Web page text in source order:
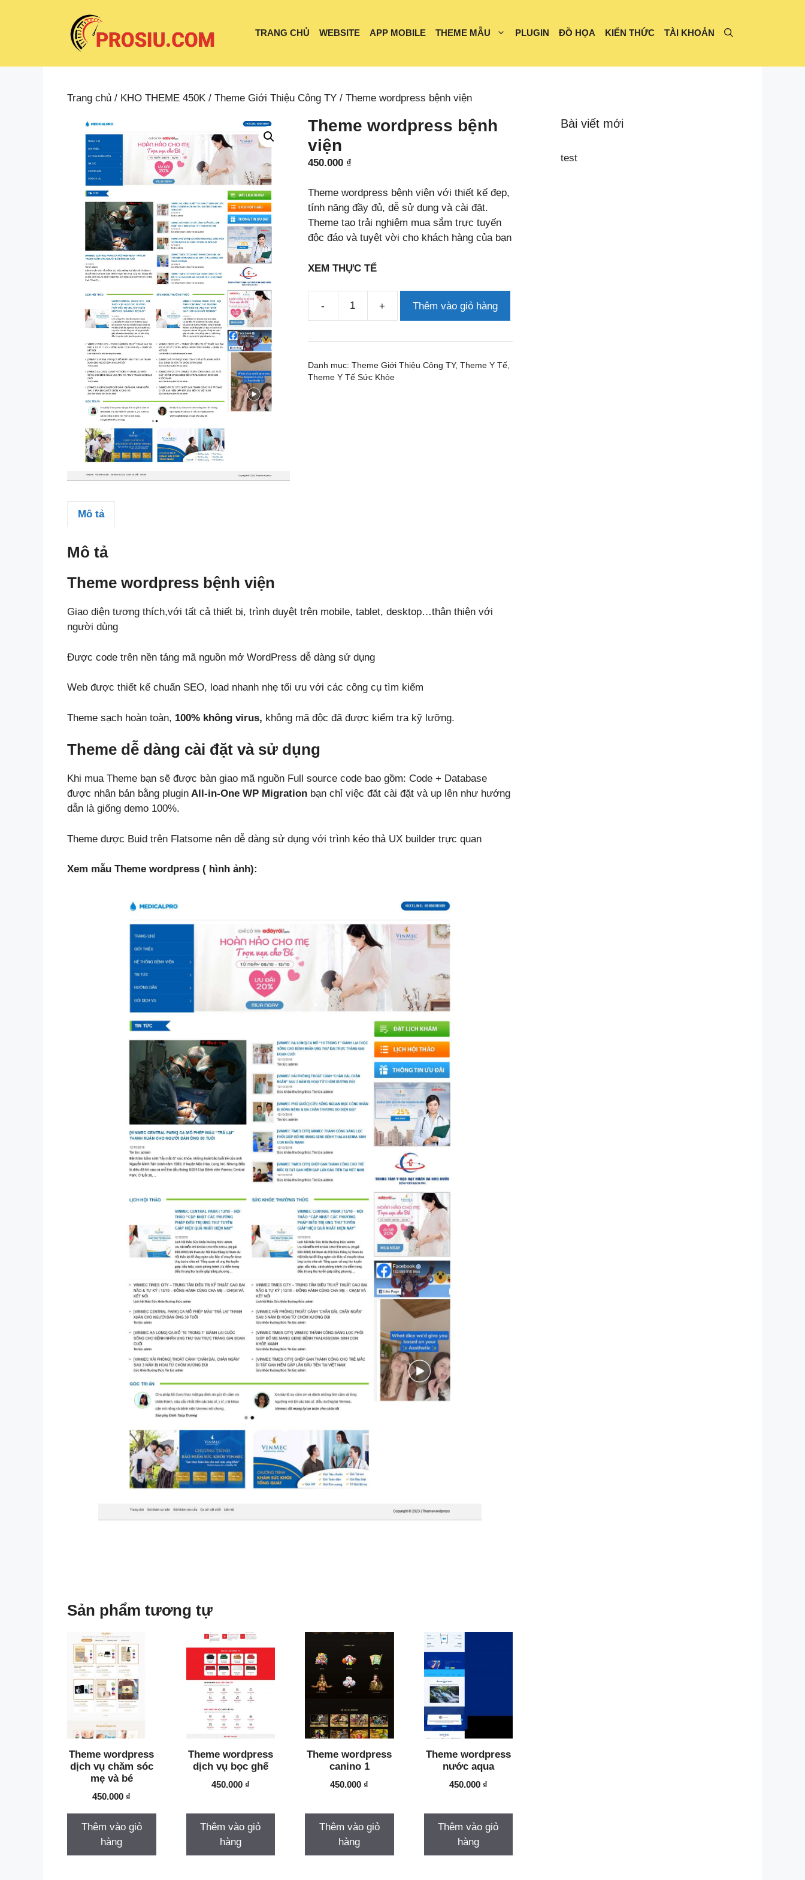
TRANG CHỦ WEBSITE APP MOBILE THEME MẪU PLUGIN ĐỒ HỌA KIẾN THỨC TÀI KHOẢN
Trang chủ / KHO THEME 450K / Theme Giới Thiệu Công TY / Theme wordpress bệnh viện
Theme wordpress bệnh
viện
450.000 ₫
Theme wordpress bệnh viện với thiết kế đẹp,
tính năng đầy đủ, dễ sử dụng và cài đặt.
Theme tạo trải nghiệm mua sắm trực tuyến
độc đáo và tuyệt vời cho khách hàng của bạn
XEM THỰC TẾ
-
bệnh
số
+ Thêm vào giỏ hàng
Danh mục: Theme Giới Thiệu Công TY, Theme Y Tế,
Theme Y Tế Sức Khỏe
Mô tả
Mô tả
Theme wordpress bệnh viện
Giao diện tương thích,với tất cả thiết bị, trình duyệt trên mobile, tablet, desktop…thân thiện với
người dùng
Được code trên nền tảng mã nguồn mở WordPress dễ dàng sử dụng
Web được thiết kế chuẩn SEO, load nhanh nhẹ tối ưu với các công cụ tìm kiếm
Theme sạch hoàn toàn, 100% không virus, không mã độc đã được kiểm tra kỹ lưỡng.
Theme dễ dàng cài đặt và sử dụng
Khi mua Theme bạn sẽ được bàn giao mã nguồn Full source code bao gồm: Code + Database
được nhân bản bằng plugin All-in-One WP Migration bạn chỉ việc đăt cài đặt và up lên như hướng
dẫn là giống demo 100%.
Theme được Buid trên Flatsome nên dễ dàng sử dụng với trình kéo thả UX builder trực quan
Xem mẫu Theme wordpress ( hình ảnh):
Sản phẩm tương tự
Theme wordpress
dịch vụ chăm sóc
mẹ và bé
450.000 ₫
Thêm vào giỏ
hàng
Theme wordpress
dịch vụ bọc ghế
450.000 ₫
Thêm vào giỏ
hàng
Theme wordpress
canino 1
450.000 ₫
Thêm vào giỏ
hàng
Theme wordpress
nước aqua
450.000 ₫
Thêm vào giỏ
hàng
Bài viết mới
test